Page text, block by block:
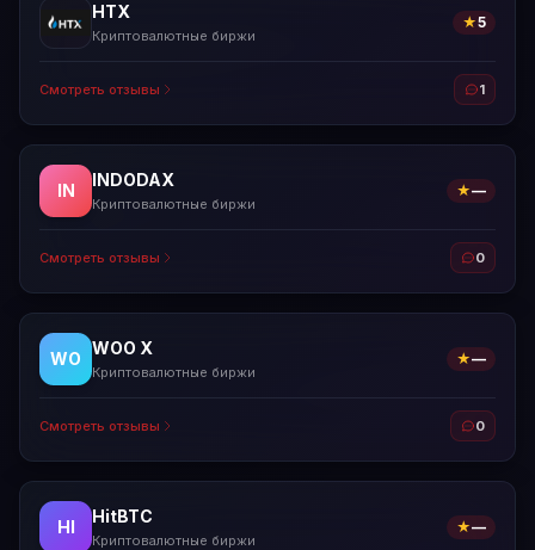
HTX
Криптовалютные биржи
★5
Смотреть отзывы 1
IN
INDODAX
Криптовалютные биржи
★—
Смотреть отзывы 0
WO
WOO X
Криптовалютные биржи
★—
Смотреть отзывы 0
HI
HitBTC
Криптовалютные биржи
★—